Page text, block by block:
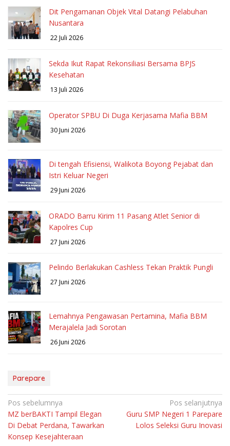
Dit Pengamanan Objek Vital Datangi Pelabuhan
Nusantara
22 Juli 2026
Sekda Ikut Rapat Rekonsiliasi Bersama BPJS
Kesehatan
13 Juli 2026
Operator SPBU Di Duga Kerjasama Mafia BBM
30 Juni 2026
Di tengah Efisiensi, Walikota Boyong Pejabat dan
Istri Keluar Negeri
29 Juni 2026
ORADO Barru Kirim 11 Pasang Atlet Senior di
Kapolres Cup
27 Juni 2026
Pelindo Berlakukan Cashless Tekan Praktik Pungli
27 Juni 2026
Lemahnya Pengawasan Pertamina, Mafia BBM
Merajalela Jadi Sorotan
26 Juni 2026
Parepare
Navigasi
pos
Pos sebelumnya
MZ berBAKTI Tampil Elegan
Di Debat Perdana, Tawarkan
Konsep Kesejahteraan
Pos selanjutnya
Guru SMP Negeri 1 Parepare
Lolos Seleksi Guru Inovasi